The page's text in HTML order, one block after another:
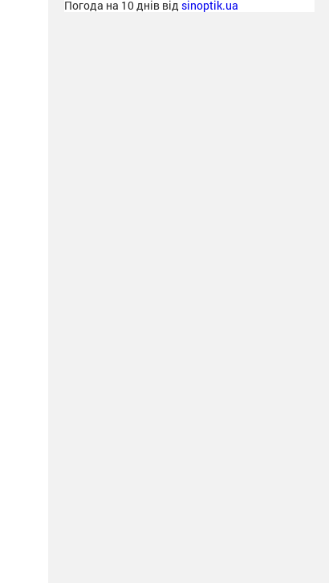
Погода на 10 днів від sinoptik.ua